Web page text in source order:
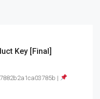
Key [Final]
|